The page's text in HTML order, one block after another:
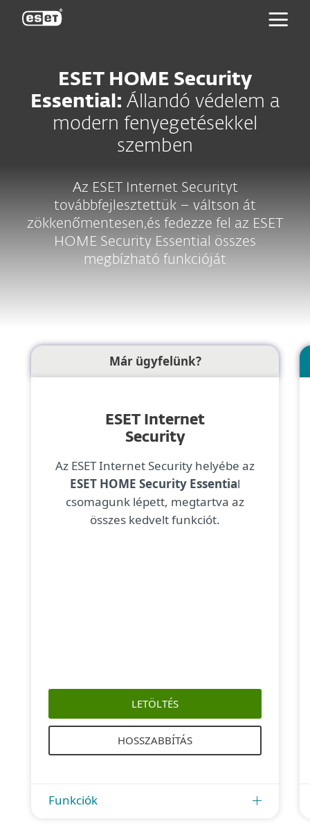
ESET HOME Security
Essential: Állandó védelem a
modern fenyegetésekkel
szemben
Az ESET Internet Securityt
továbbfejlesztettük – váltson át
zökkenőmentesen,és fedezze fel az ESET
HOME Security Essential összes
megbízható funkcióját
Már ügyfelünk?
ESET Internet
Security
Az ESET Internet Security helyébe az
ESET HOME Security Essential
csomagunk lépett, megtartva az
összes kedvelt funkciót.
LETÖLTÉS
HOSSZABBÍTÁS
Funkciók
ESET